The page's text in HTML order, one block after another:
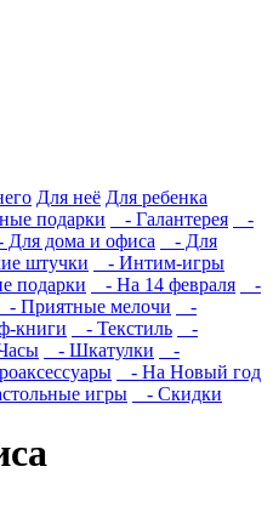
Для неё Для ребенка
подарки - Галантерея
-
Для дома и офиса
- Для
штучки
- Интим-игры
подарки - На 14 февраля
-
- Приятные мелочи
-
книги - Текстиль
-
- Шкатулки
-
- На Новый год
игры - Скидки